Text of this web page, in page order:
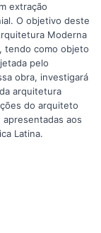
extração
O objetivo deste
Moderna
tendo como objeto
pelo
obra, investigará
arquitetura
do arquiteto
aos
Latina.